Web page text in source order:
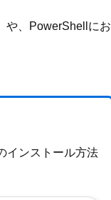
や、PowerShellにお
インストール方法